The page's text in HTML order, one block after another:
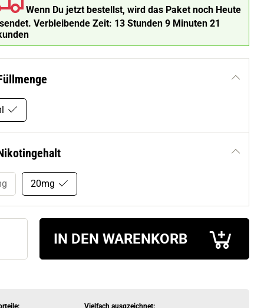
Wenn Du jetzt bestellst, wird das Paket noch Heute
Verbleibende Zeit: 13 Stunden 9 Minuten 20
20mg
IN DEN WARENKORB
Vielfach ausgzeichnet: